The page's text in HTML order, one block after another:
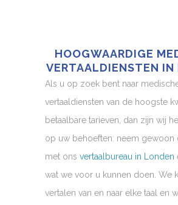
HOOGWAARDIGE
VERTAALDIENSTEN IN
Als u op zoek bent naar
vertaaldiensten van de hoogste
betaalbare tarieven, dan zijn wij
op uw behoeften: neem gewoon
met ons vertaalbureau in Londen
wat we voor u kunnen doen. We
vertalen van en naar elke taal en